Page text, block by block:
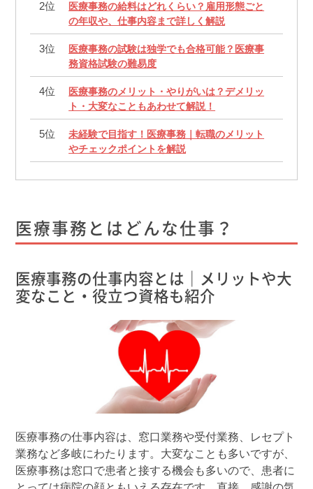
医療事務の給料はどれくらい？雇用形態ごと
の年収や、仕事内容まで詳しく解説
医療事務の試験は独学でも合格可能？医療事
務資格試験の難易度
医療事務のメリット・やりがいは？デメリッ
ト・大変なこともあわせて解説！
未経験で目指す！医療事務｜転職のメリット
やチェックポイントを解説
医療事務とはどんな仕事？
医療事務の仕事内容とは｜メリットや大
変なこと・役立つ資格も紹介
医療事務の仕事内容は、窓口業務や受付業務、レセプト
業務など多岐にわたります。大変なことも多いですが、
医療事務は窓口で患者と接する機会も多いので、患者に